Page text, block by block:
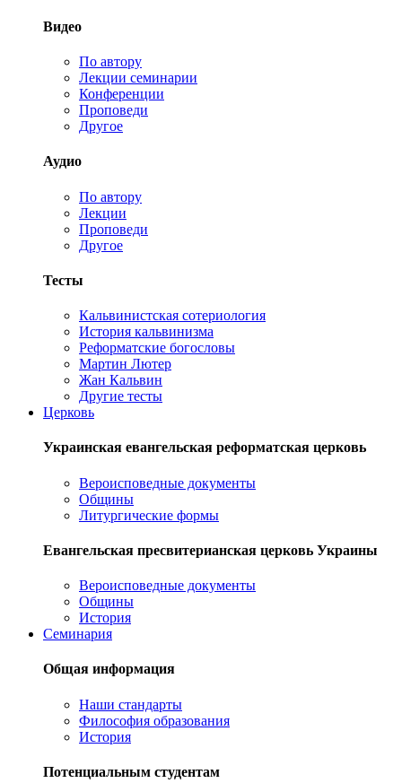
Видео
По автору
Лекции семинарии
Конференции
Проповеди
Другое
Аудио
По автору
Лекции
Проповеди
Другое
Тесты
Кальвинистская сотериология
История кальвинизма
Реформатские богословы
Мартин Лютер
Жан Кальвин
Другие тесты
Церковь
Украинская евангельская реформатская церковь
Вероисповедные документы
Общины
Литургические формы
Евангельская пресвитерианская церковь Украины
Вероисповедные документы
Общины
История
Семинария
Общая информация
Наши стандарты
Философия образования
История
Потенциальным студентам